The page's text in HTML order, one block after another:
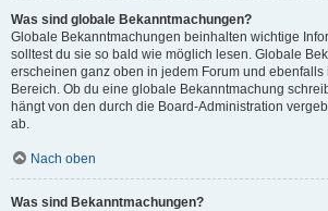
Was sind globale Bekanntmachungen?
Globale Bekanntmachungen beinhalten wichtige
solltest du sie so bald wie möglich lesen. Globale
erscheinen ganz oben in jedem Forum und
Bereich. Ob du eine globale Bekanntmachung
hängt von den durch die Board-Administration
ab.
Nach oben
Was sind Bekanntmachungen?